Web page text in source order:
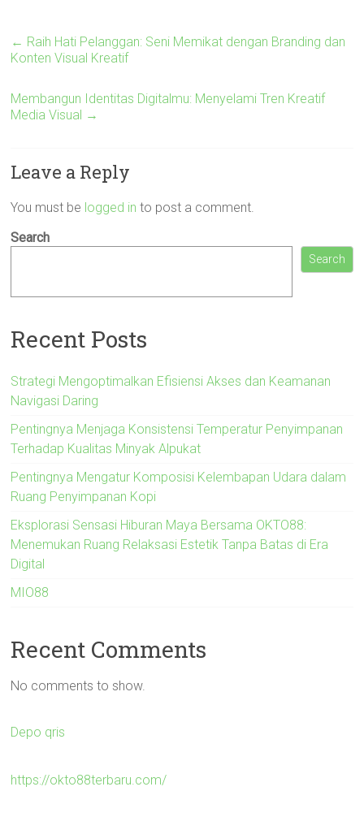
← Raih Hati Pelanggan: Seni Memikat dengan Branding dan
Konten Visual Kreatif
Membangun Identitas Digitalmu: Menyelami Tren Kreatif
Media Visual →
Leave a Reply
You must be logged in to post a comment.
Search
Search
Recent Posts
Strategi Mengoptimalkan Efisiensi Akses dan Keamanan
Navigasi Daring
Pentingnya Menjaga Konsistensi Temperatur Penyimpanan
Terhadap Kualitas Minyak Alpukat
Pentingnya Mengatur Komposisi Kelembapan Udara dalam
Ruang Penyimpanan Kopi
Eksplorasi Sensasi Hiburan Maya Bersama OKTO88:
Menemukan Ruang Relaksasi Estetik Tanpa Batas di Era
Digital
MIO88
Recent Comments
No comments to show.
Depo qris
https://okto88terbaru.com/